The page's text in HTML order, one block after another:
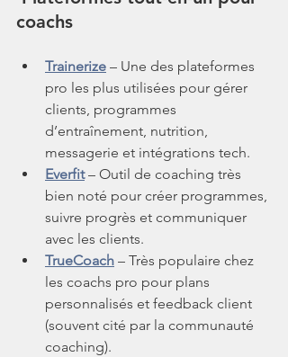
coachs
Trainerize – Une des plateformes
pro les plus utilisées pour gérer
clients, programmes
d’entraînement, nutrition,
messagerie et intégrations tech.
Everfit – Outil de coaching très
bien noté pour créer programmes,
suivre progrès et communiquer
avec les clients.
TrueCoach – Très populaire chez
les coachs pro pour plans
personnalisés et feedback client
(souvent cité par la communauté
coaching).